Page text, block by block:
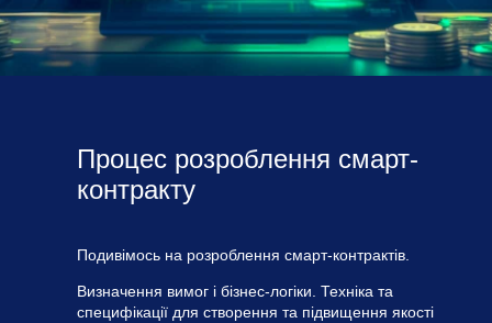
Процес розроблення смарт-
контракту
Подивімось на розроблення смарт-контрактів.
Визначення вимог і бізнес-логіки. Техніка та
специфікації для створення та підвищення якості